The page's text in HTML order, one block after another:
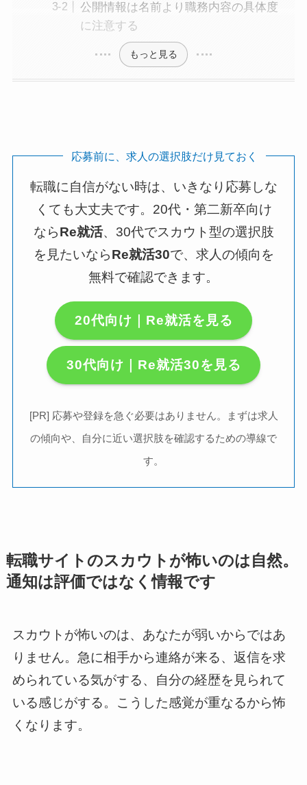
公開情報は名前より職務内容の具体度
に注意する
もっと見る
応募前に、求人の選択肢だけ見ておく
転職に自信がない時は、いきなり応募しな
くても大丈夫です。20代・第二新卒向け
ならRe就活、30代でスカウト型の選択肢
を見たいならRe就活30で、求人の傾向を
無料で確認できます。
20代向け｜Re就活を見る
30代向け｜Re就活30を見る
[PR] 応募や登録を急ぐ必要はありません。まずは求人
の傾向や、自分に近い選択肢を確認するための導線で
す。
転職サイトのスカウトが怖いのは自然。
通知は評価ではなく情報です
スカウトが怖いのは、あなたが弱いからではあ
りません。急に相手から連絡が来る、返信を求
められている気がする、自分の経歴を見られて
いる感じがする。こうした感覚が重なるから怖
くなります。